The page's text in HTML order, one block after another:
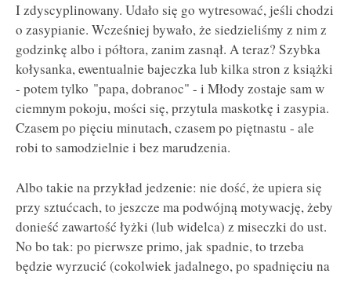
I zdyscyplinowany. Udało się go wytresować, jeśli chodzi
o zasypianie. Wcześniej bywało, że siedzieliśmy z nim z
godzinkę albo i półtora, zanim zasnął. A teraz? Szybka
kołysanka, ewentualnie bajeczka lub kilka stron z książki
- potem tylko "papa, dobranoc" - i Młody zostaje sam w
ciemnym pokoju, mości się, przytula maskotkę i zasypia.
Czasem po pięciu minutach, czasem po piętnastu - ale
robi to samodzielnie i bez marudzenia.
Albo takie na przykład jedzenie: nie dość, że upiera się
przy sztućcach, to jeszcze ma podwójną motywację, żeby
donieść zawartość łyżki (lub widelca) z miseczki do ust.
No bo tak: po pierwsze primo, jak spadnie, to trzeba
będzie wyrzucić (cokolwiek jadalnego, po spadnięciu na